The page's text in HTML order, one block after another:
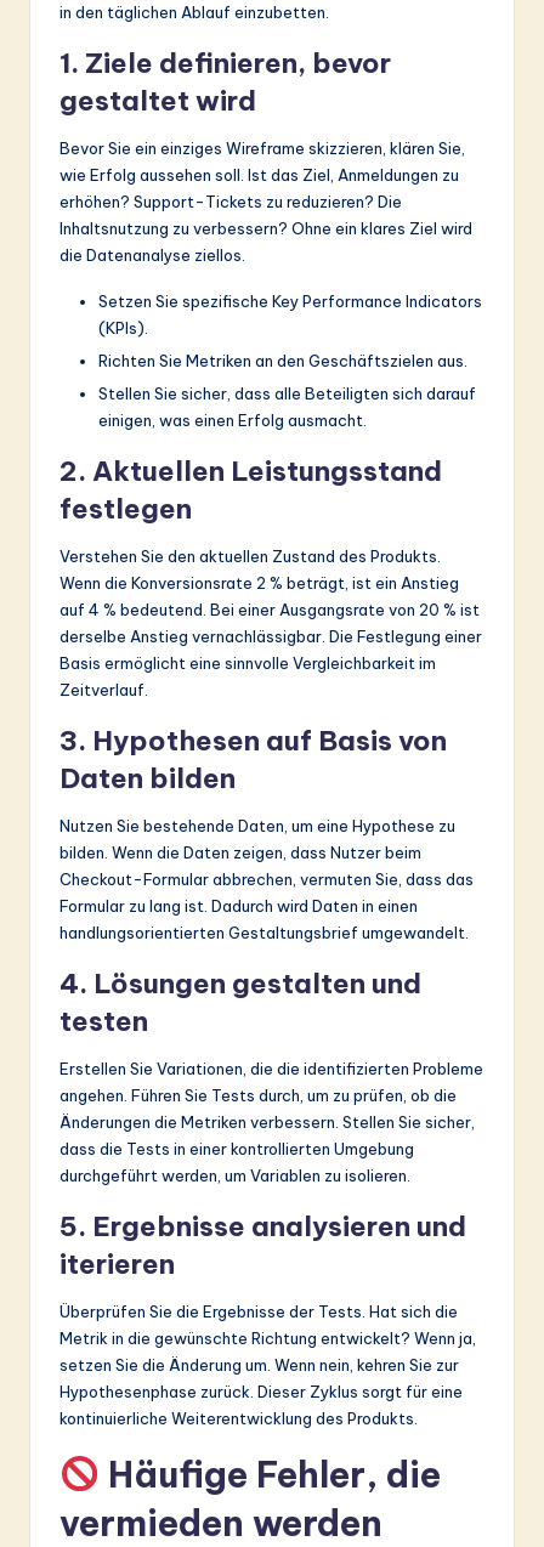
in den täglichen Ablauf einzubetten.
1. Ziele definieren, bevor
gestaltet wird
Bevor Sie ein einziges Wireframe skizzieren, klären Sie,
wie Erfolg aussehen soll. Ist das Ziel, Anmeldungen zu
erhöhen? Support-Tickets zu reduzieren? Die
Inhaltsnutzung zu verbessern? Ohne ein klares Ziel wird
die Datenanalyse ziellos.
Setzen Sie spezifische Key Performance Indicators
(KPIs).
Richten Sie Metriken an den Geschäftszielen aus.
Stellen Sie sicher, dass alle Beteiligten sich darauf
einigen, was einen Erfolg ausmacht.
2. Aktuellen Leistungsstand
festlegen
Verstehen Sie den aktuellen Zustand des Produkts.
Wenn die Konversionsrate 2 % beträgt, ist ein Anstieg
auf 4 % bedeutend. Bei einer Ausgangsrate von 20 % ist
derselbe Anstieg vernachlässigbar. Die Festlegung einer
Basis ermöglicht eine sinnvolle Vergleichbarkeit im
Zeitverlauf.
3. Hypothesen auf Basis von
Daten bilden
Nutzen Sie bestehende Daten, um eine Hypothese zu
bilden. Wenn die Daten zeigen, dass Nutzer beim
Checkout-Formular abbrechen, vermuten Sie, dass das
Formular zu lang ist. Dadurch wird Daten in einen
handlungsorientierten Gestaltungsbrief umgewandelt.
4. Lösungen gestalten und
testen
Erstellen Sie Variationen, die die identifizierten Probleme
angehen. Führen Sie Tests durch, um zu prüfen, ob die
Änderungen die Metriken verbessern. Stellen Sie sicher,
dass die Tests in einer kontrollierten Umgebung
durchgeführt werden, um Variablen zu isolieren.
5. Ergebnisse analysieren und
iterieren
Überprüfen Sie die Ergebnisse der Tests. Hat sich die
Metrik in die gewünschte Richtung entwickelt? Wenn ja,
setzen Sie die Änderung um. Wenn nein, kehren Sie zur
Hypothesenphase zurück. Dieser Zyklus sorgt für eine
kontinuierliche Weiterentwicklung des Produkts.
Häufige Fehler, die
vermieden werden